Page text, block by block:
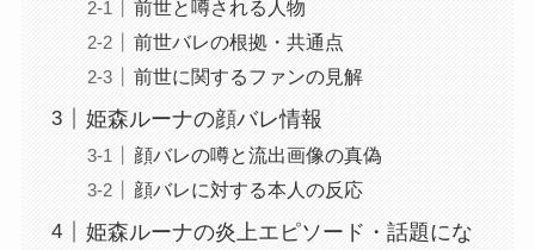
前世と噂される人物
前世バレの根拠・共通点
前世に関するファンの見解
姫森ルーナの顔バレ情報
顔バレの噂と流出画像の真偽
顔バレに対する本人の反応
姫森ルーナの炎上エピソード・話題にな